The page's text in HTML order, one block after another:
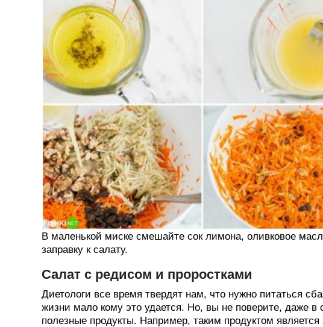
В маленькой миске смешайте сок лимона, оливковое
заправку к салату.
Салат с редисом и проростками
Диетологи все время твердят нам, что нужно питаться
жизни мало кому это удается. Но, вы не поверите, даже в
полезные продукты. Например, таким продуктом является